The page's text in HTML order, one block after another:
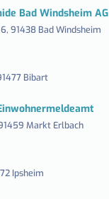
Bad Windsheim AG
91438 Bad Windsheim
Bibart
Markt Erlbach
Ipsheim